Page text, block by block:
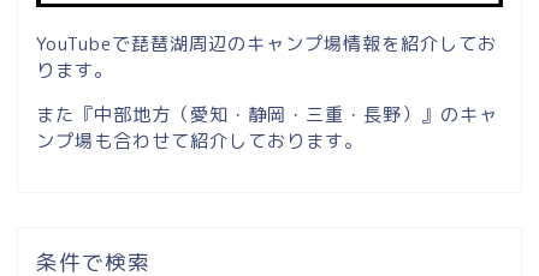
YouTubeで琵琶湖周辺のキャンプ場情報を紹介してお
ります。
また『中部地方（愛知・静岡・三重・長野）』のキャ
ンプ場も合わせて紹介しております。
条件で検索